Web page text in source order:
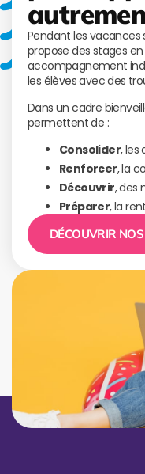
Pendant les vacances
propose des stages
accompagnement
les élèves avec des
Dans un cadre
permettent de :
Consolider, les
Renforcer, la
Découvrir, des
Préparer, la
DÉCOUVRIR